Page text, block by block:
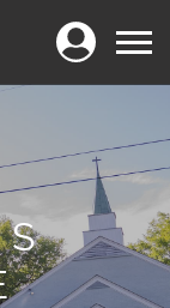
Login Menu